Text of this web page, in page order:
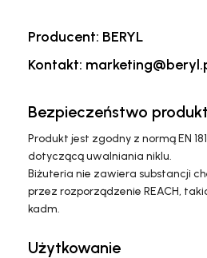
Producent: BERYL
Kontakt:
Bezpieczeństwo
Produkt jest zgodny z normą EN
dotyczącą uwalniania niklu.
Biżuteria nie zawiera substancji
przez rozporządzenie REACH,
kadm.
Użytkowanie